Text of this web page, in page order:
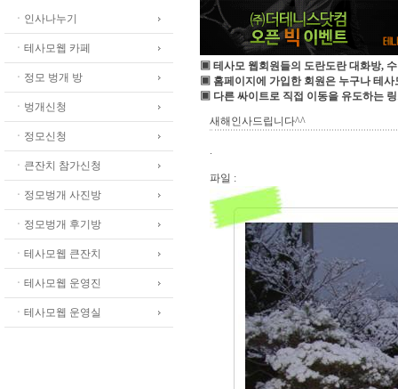
ㆍ인사나누기
ㆍ테사모웹 카페
ㆍ정모 벙개 방
ㆍ벙개신청
ㆍ정모신청
ㆍ큰잔치 참가신청
ㆍ정모벙개 사진방
ㆍ정모벙개 후기방
ㆍ테사모웹 큰잔치
ㆍ테사모웹 운영진
ㆍ테사모웹 운영실
▣ 테사모 웹회원들의 도란도란 대화방,
▣ 홈페이지에 가입한 회원은 누구나 테사
▣ 다른 싸이트로 직접 이동을 유도하는
새해인사드립니다^^
.
파일 :